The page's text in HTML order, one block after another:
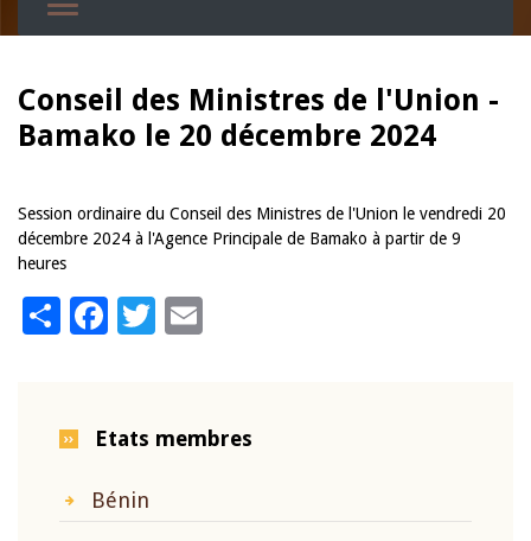
Conseil des Ministres de l'Union -
Bamako le 20 décembre 2024
Session ordinaire du Conseil des Ministres de l'Union le vendredi 20
décembre 2024 à l'Agence Principale de Bamako à partir de 9
heures
ShareFacebook
Twitter
Etats membres
Bénin